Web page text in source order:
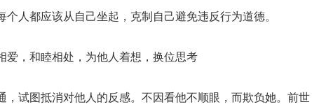
人都应该从自己坐起，克制自己避免违反行为道德。
，和睦相处，为他人着想，换位思考
试图抵消对他人的反感。不因看他不顺眼，而欺负她。前世